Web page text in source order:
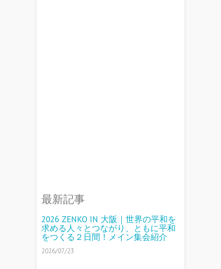
最新記事
2026 ZENKO IN 大阪｜世界の平和を
求める人々とつながり、ともに平和
をつくる２日間！メイン集会紹介
2026/07/23